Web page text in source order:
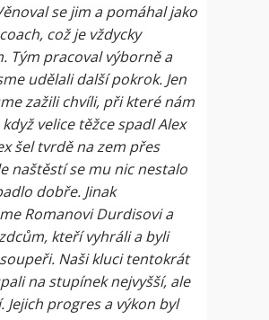
se jim a pomáhal jako
což je vždycky
Tým pracoval výborně a
udělali další pokrok. Jen
zažili chvíli, při které nám
velice těžce spadl Alex
šel tvrdě na zem přes
naštěstí se mu nic nestalo
dobře. Jinak
Romanovi Durdisovi a
kteří vyhráli a byli
Naši kluci tentokrát
na stupínek nejvyšší, ale
Jejich progres a výkon byl